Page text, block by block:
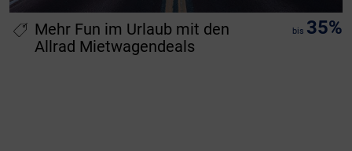
Mehr Fun im Urlaub mit den
Allrad Mietwagendeals
bis 35%